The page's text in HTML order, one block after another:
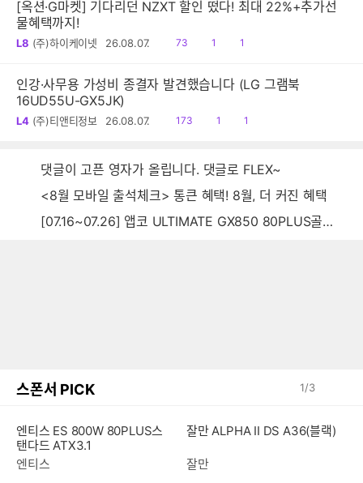
[옥션·G마켓] 기다리던 NZXT 할인 떴다! 최대 22%+추가선
물혜택까지!
L8 (주)하이케이넷 26.08.07.
읽
73
공1
댓1
인강·사무용 가성비 종결자 발견했습니다 (LG 그램북
16UD55U-GX5JK)
L4 (주)티앤티정보 26.08.07.
읽
173
공1
댓1
댓글이 고픈 영자가 올립니다. 댓글로 FLEX~
<8월 모바일 출석체크> 통큰 혜택! 8월, 더 커진 혜택
[07.16~07.26] 앱코 ULTIMATE GX850 80PLUS골드 풀모듈러 ATX3.0 블랙
스폰서 PICK 1/3
엔티스 ES 800W 80PLUS스
탠다드 ATX3.1